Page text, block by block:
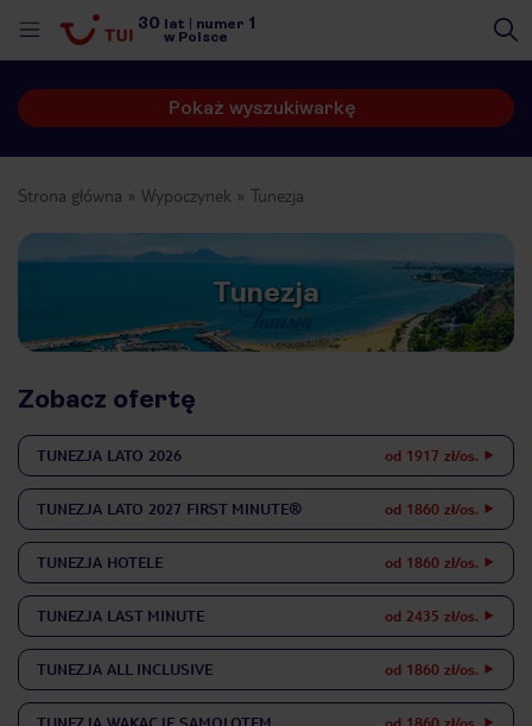
30 lat numer 1
w Polsce
Pokaż wyszukiwarkę
Strona główna Wypoczynek Tunezja
Tunezja
Zobacz ofertę
TUNEZJA LATO 2026 od 1917 zł/os.
TUNEZJA LATO 2027 FIRST MINUTE® od 1860 zł/os.
TUNEZJA HOTELE od 1860 zł/os.
TUNEZJA LAST MINUTE od 2435 zł/os.
TUNEZJA ALL INCLUSIVE od 1860 zł/os.